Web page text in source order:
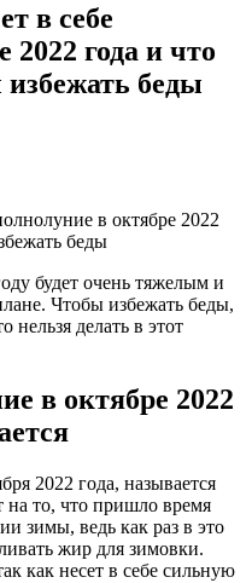
в себе
2022 года и что
избежать беды
будет очень тяжелым и
Чтобы избежать беды,
нельзя делать в этот
в октябре 2022
2022 года, называется
то, что пришло время
зимы, ведь как раз в это
жир для зимовки.
как несет в себе сильную